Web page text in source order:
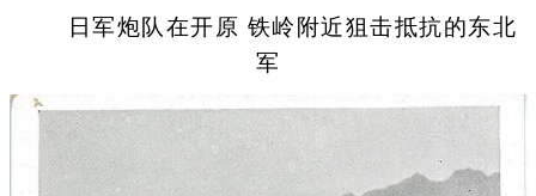
日军炮队在开原 铁岭附近狙击抵抗的东北
军